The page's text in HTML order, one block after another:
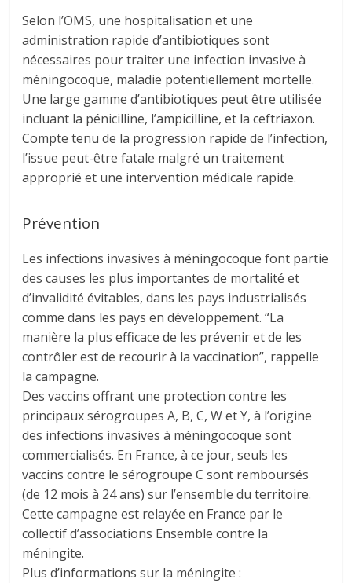
Selon l’OMS, une hospitalisation et une
administration rapide d’antibiotiques sont
nécessaires pour traiter une infection invasive à
méningocoque, maladie potentiellement mortelle.
Une large gamme d’antibiotiques peut être utilisée
incluant la pénicilline, l’ampicilline, et la ceftriaxon.
Compte tenu de la progression rapide de l’infection,
l’issue peut-être fatale malgré un traitement
approprié et une intervention médicale rapide.
Prévention
Les infections invasives à méningocoque font partie
des causes les plus importantes de mortalité et
d’invalidité évitables, dans les pays industrialisés
comme dans les pays en développement. “La
manière la plus efficace de les prévenir et de les
contrôler est de recourir à la vaccination”, rappelle
la campagne.
Des vaccins offrant une protection contre les
principaux sérogroupes A, B, C, W et Y, à l’origine
des infections invasives à méningocoque sont
commercialisés. En France, à ce jour, seuls les
vaccins contre le sérogroupe C sont remboursés
(de 12 mois à 24 ans) sur l’ensemble du territoire.
Cette campagne est relayée en France par le
collectif d’associations Ensemble contre la
méningite.
Plus d’informations sur la méningite :